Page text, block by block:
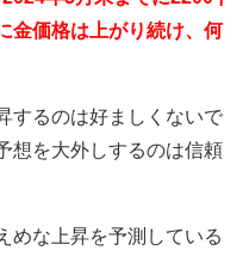
金価格は上がり続け、何
するのは好ましくないで
想を大外しするのは信頼
めな上昇を予測している